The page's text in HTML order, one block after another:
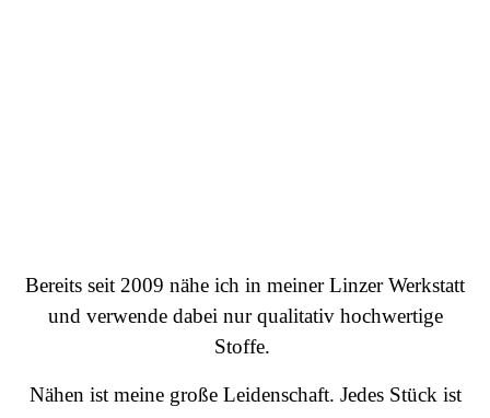
Bereits seit 2009 nähe ich in meiner Linzer Werkstatt
und verwende dabei nur qualitativ hochwertige
Stoffe.
Nähen ist meine große Leidenschaft. Jedes Stück ist